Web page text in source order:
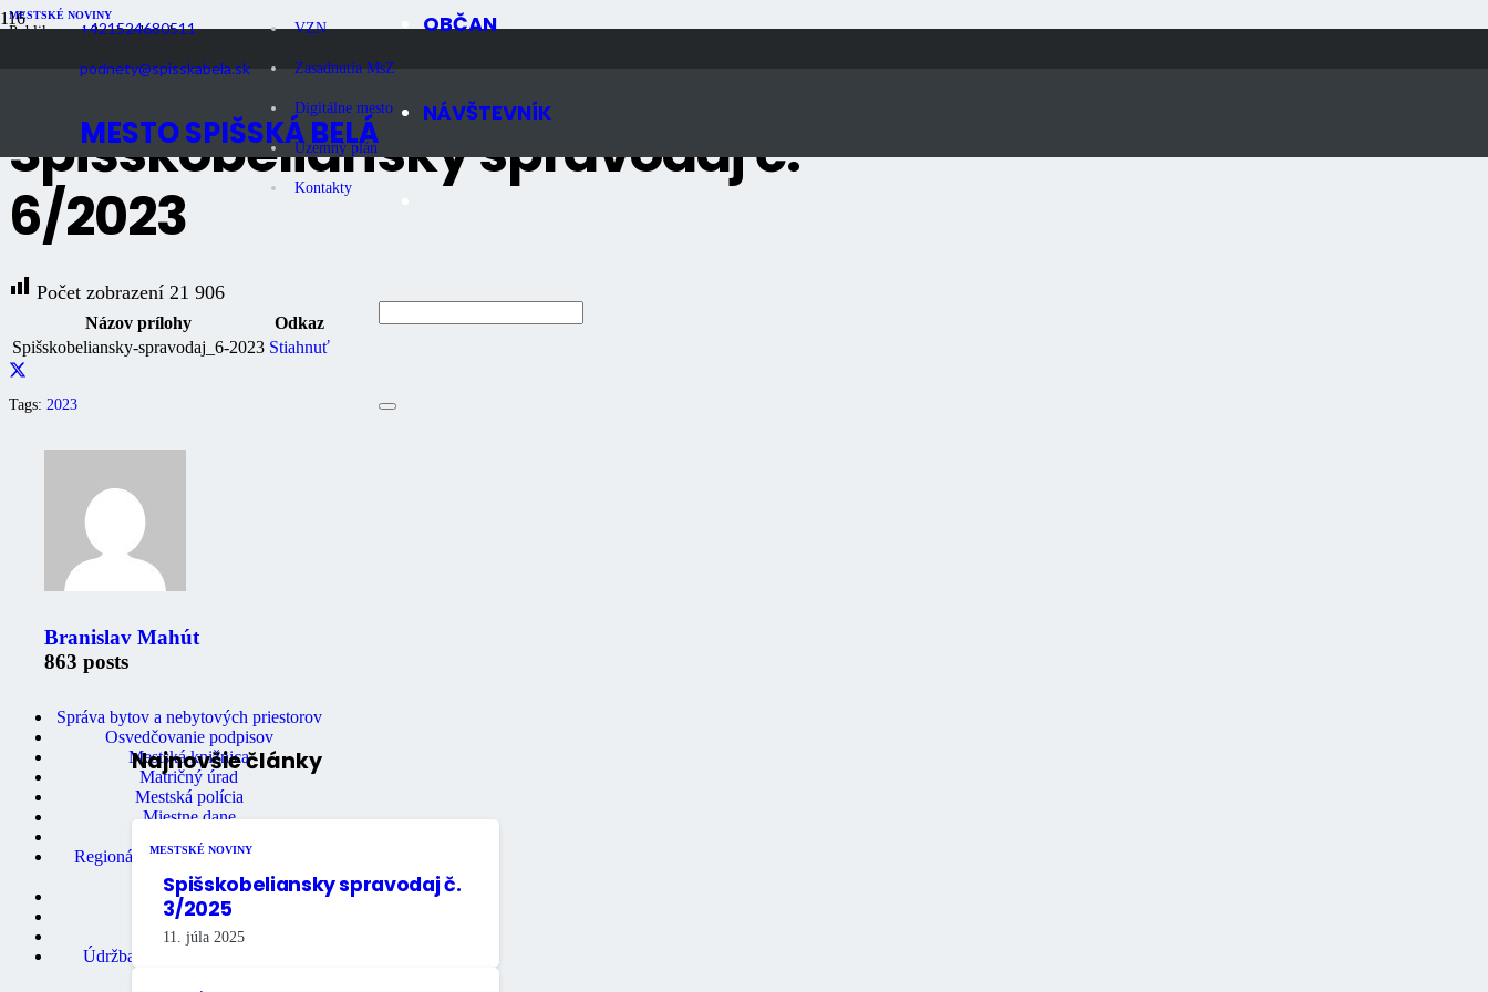
+421524680511
podnety@spisskabela.sk
VZN
Zasadnutia MsZ
Digitálne mesto
Územný plán
Kontakty
MESTO SPIŠSKÁ BELÁ
OBČAN
NÁVŠTEVNÍK
MESTSKÉ NOVINY
Publikované3 roky dozadu
Spišskobeliansky spravodaj č.
6/2023
Počet zobrazení 21 906
Názov prílohy
Odkaz
Spišskobeliansky-spravodaj_6-2023 Stiahnuť
Tags: 2023
Branislav Mahút
863 posts
Najnovšie články
MESTSKÉ NOVINY
Spišskobeliansky spravodaj č.
3/2025
11. júla 2025
Zaujimavé odkazy
Oznámenia
Úradná tabuľa
Mestské noviny
Správa bytov a nebytových priestorov
Osvedčovanie podpisov
Mestská knižnica
Matričný úrad
Mestská polícia
Miestne dane
Regionálne turistické informačné
centrum
Rozpočet mesta
Školstvo
Údržba bytov
Údržba nebytových priestorov